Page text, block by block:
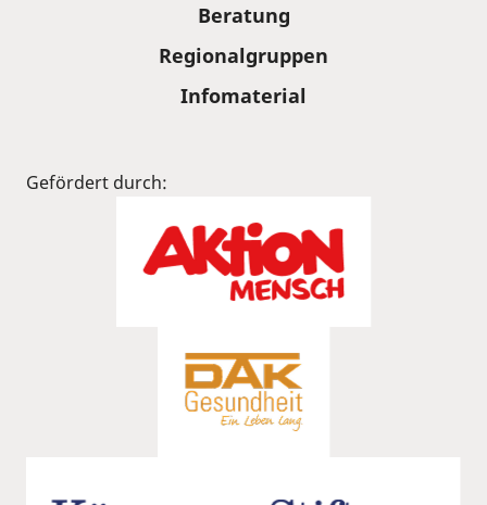
Beratung
Regionalgruppen
Infomaterial
Gefördert durch: